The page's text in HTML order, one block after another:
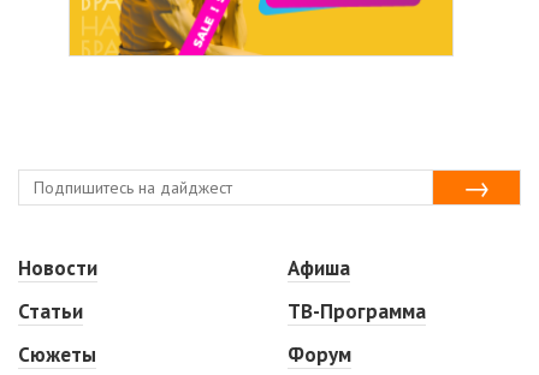
Новости
Статьи
Сюжеты
Афиша
ТВ-Программа
Форум